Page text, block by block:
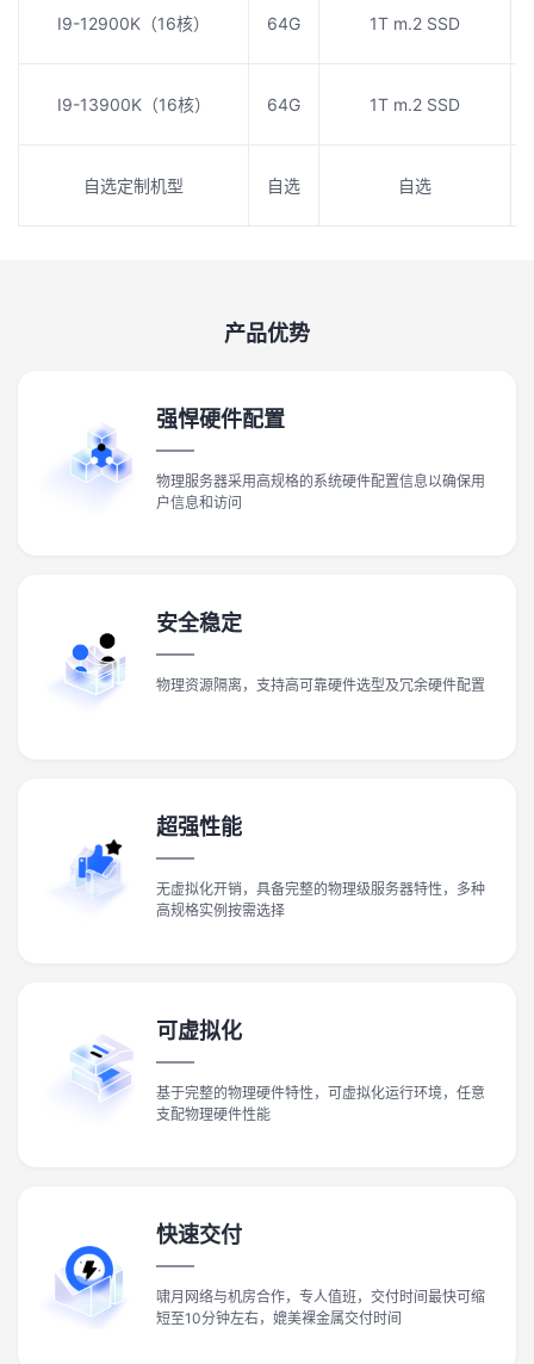
I9-12900K（16核） 64G 1T m.2 SSD
I9-13900K（16核） 64G 1T m.2 SSD
自选定制机型 自选 自选
产品优势
强悍硬件配置
物理服务器采用高规格的系统硬件配置信息以确保用
户信息和访问
安全稳定
物理资源隔离，支持高可靠硬件选型及冗余硬件配置
超强性能
无虚拟化开销，具备完整的物理级服务器特性，多种
高规格实例按需选择
可虚拟化
基于完整的物理硬件特性，可虚拟化运行环境，任意
支配物理硬件性能
快速交付
啸月网络与机房合作，专人值班，交付时间最快可缩
短至10分钟左右，媲美裸金属交付时间